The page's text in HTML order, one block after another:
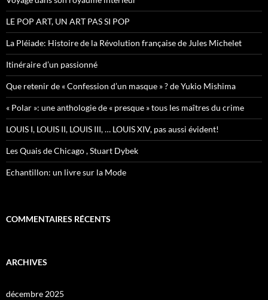
:LE POP ART, UN ART PAS SI POP
La Pléiade: Histoire de la Révolution française de Jules Michelet
Itinéraire d’un passionné
Que retenir de « Confession d’un masque » ? de Yukio Mishima
« Polar »: une anthologie de « presque » tous les maîtres du crime
LOUIS I, LOUIS II, LOUIS III, … LOUIS XIV, pas aussi évident!
Les Quais de Chicago , Stuart Dybek
Echantillon: un livre sur la Mode
COMMENTAIRES RÉCENTS
ARCHIVES
décembre 2025